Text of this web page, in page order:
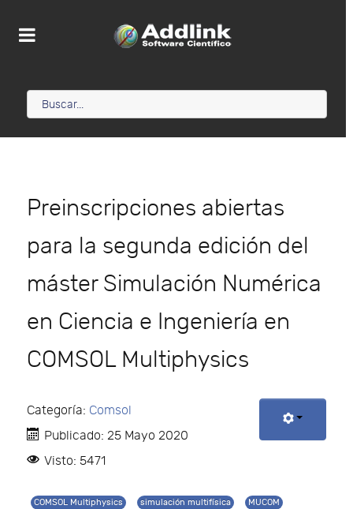
Preinscripciones abiertas
para la segunda edición del
máster Simulación Numérica
en Ciencia e Ingeniería en
COMSOL Multiphysics
Categoría: Comsol
Publicado: 25 Mayo 2020
Visto: 5471
COMSOL Multiphysics simulación multifísica
MUCOM